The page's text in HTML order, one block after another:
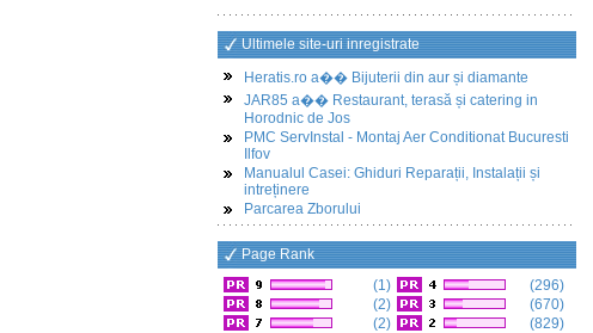
Ultimele site-uri inregistrate
Heratis.ro a�� Bijuterii din aur și diamante
JAR85 a�� Restaurant, terasă și catering in
Horodnic de Jos
PMC ServInstal - Montaj Aer Conditionat Bucuresti
Ilfov
Manualul Casei: Ghiduri Reparații, Instalații și
intreținere
Parcarea Zborului
Page Rank
(1)
(2)
(2)
(296)
(670)
(829)